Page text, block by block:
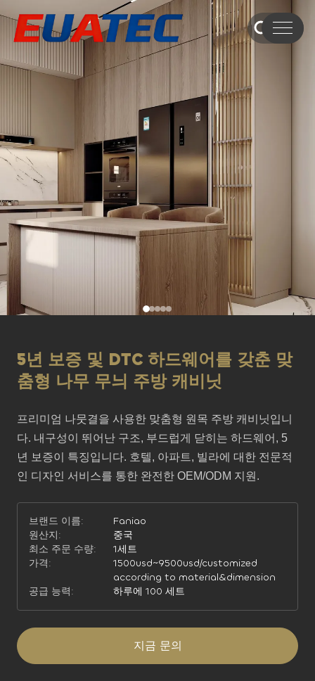
5년 보증 및 DTC 하드웨어를 갖춘 맞
춤형 나무 무늬 주방 캐비닛
프리미엄 나뭇결을 사용한 맞춤형 원목 주방 캐비닛입니
다. 내구성이 뛰어난 구조, 부드럽게 닫히는 하드웨어, 5
년 보증이 특징입니다. 호텔, 아파트, 빌라에 대한 전문적
인 디자인 서비스를 통한 완전한 OEM/ODM 지원.
브랜드 이름:
Faniao
원산지:
중국
최소 주문 수량:
1세트
가격:
1500usd~9500usd/customized
according to material&dimension
공급 능력:
하루에 100 세트
지금 문의